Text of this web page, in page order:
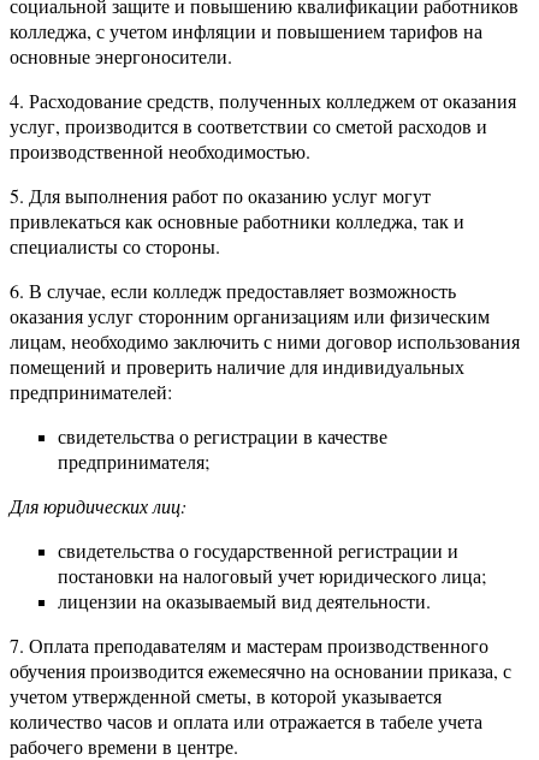
социальной защите и повышению квалификации работников
колледжа, с учетом инфляции и повышением тарифов на
основные энергоносители.
4. Расходование средств, полученных колледжем от оказания
услуг, производится в соответствии со сметой расходов и
производственной необходимостью.
5. Для выполнения работ по оказанию услуг могут
привлекаться как основные работники колледжа, так и
специалисты со стороны.
6. В случае, если колледж предоставляет возможность
оказания услуг сторонним организациям или физическим
лицам, необходимо заключить с ними договор использования
помещений и проверить наличие для индивидуальных
предпринимателей:
свидетельства о регистрации в качестве
предпринимателя;
Для юридических лиц:
свидетельства о государственной регистрации и
постановки на налоговый учет юридического лица;
лицензии на оказываемый вид деятельности.
7. Оплата преподавателям и мастерам производственного
обучения производится ежемесячно на основании приказа, с
учетом утвержденной сметы, в которой указывается
количество часов и оплата или отражается в табеле учета
рабочего времени в центре.